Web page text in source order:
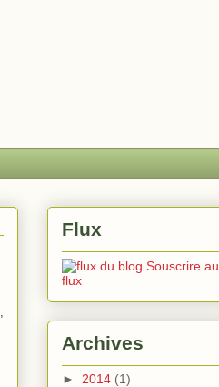
Flux
Souscrire au
flux
Archives
► 2014 (1)